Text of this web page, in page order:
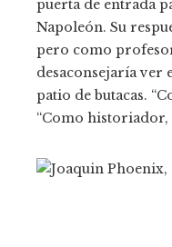
puerta de entrada
Napoleón. Su
pero como
desaconsejaría ver
patio de butacas.
“Como historiador,